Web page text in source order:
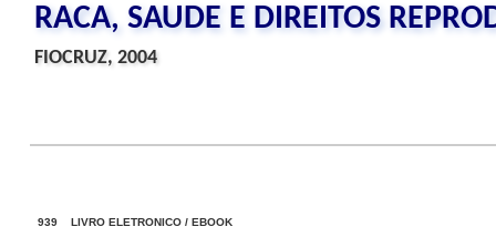
RACA, SAUDE E DIREITOS
FIOCRUZ, 2004
939 LIVRO ELETRONICO / EBOOK